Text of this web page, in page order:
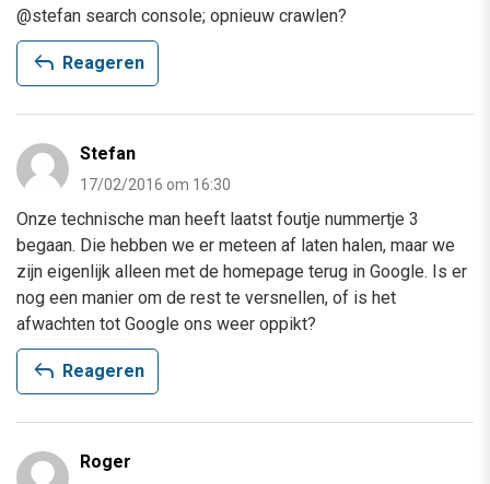
@stefan search console; opnieuw crawlen?
reply Reageren
Stefan
17/02/2016 om 16:30
Onze technische man heeft laatst foutje nummertje 3
begaan. Die hebben we er meteen af laten halen, maar we
zijn eigenlijk alleen met de homepage terug in Google. Is er
nog een manier om de rest te versnellen, of is het
afwachten tot Google ons weer oppikt?
reply Reageren
Roger